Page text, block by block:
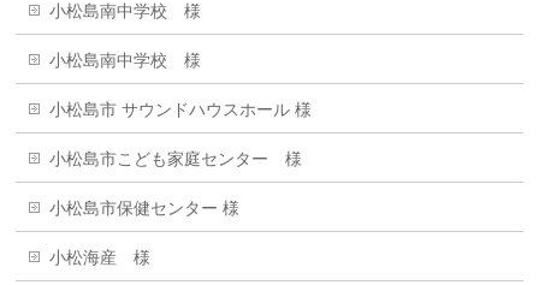
小松島南中学校 様
小松島南中学校 様
小松島市 サウンドハウスホール 様
小松島市こども家庭センター 様
小松島市保健センター 様
小松海産 様